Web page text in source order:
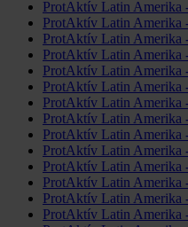
ProtAktív Latin Amerika
ProtAktív Latin Amerika
ProtAktív Latin Amerika
ProtAktív Latin Amerika
ProtAktív Latin Amerika
ProtAktív Latin Amerika
ProtAktív Latin Amerika
ProtAktív Latin Amerika
ProtAktív Latin Amerika
ProtAktív Latin Amerika
ProtAktív Latin Amerika
ProtAktív Latin Amerika
ProtAktív Latin Amerika
ProtAktív Latin Amerika